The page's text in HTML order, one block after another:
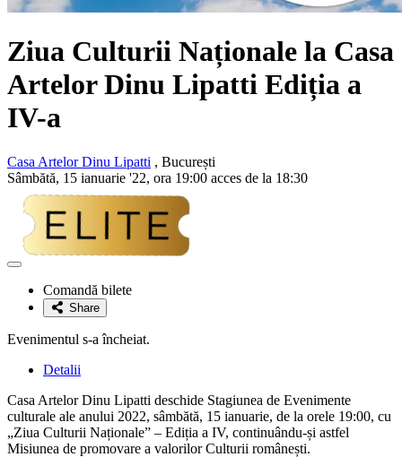
Ziua Culturii Naționale la Casa
Artelor Dinu Lipatti Ediția a
IV-a
Casa Artelor Dinu Lipatti , București
Sâmbătă, 15 ianuarie '22, ora 19:00 acces de la 18:30
Adaugă
favoriteComandă bilete
Share
Evenimentul s-a încheiat.
Detalii
Casa Artelor Dinu Lipatti deschide Stagiunea de Evenimente
culturale ale anului 2022, sâmbătă, 15 ianuarie, de la orele 19:00, cu
„Ziua Culturii Naționale” – Ediția a IV, continuându-și astfel
Misiunea de promovare a valorilor Culturii românești.